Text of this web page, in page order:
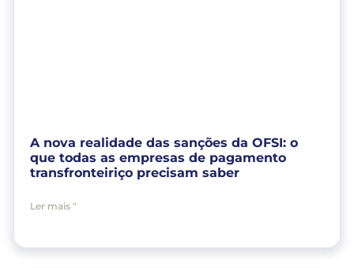
A nova realidade das sanções da OFSI: o
que todas as empresas de pagamento
transfronteiriço precisam saber
Ler mais "